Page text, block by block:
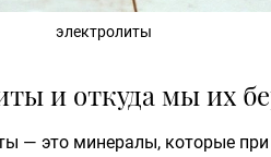
электролиты
и откуда мы их
— это минералы, которые при